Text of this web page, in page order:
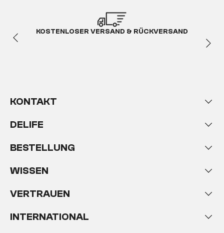
KOSTENLOSER VERSAND & RÜCKVERSAND
KONTAKT
DELIFE
BESTELLUNG
WISSEN
VERTRAUEN
INTERNATIONAL